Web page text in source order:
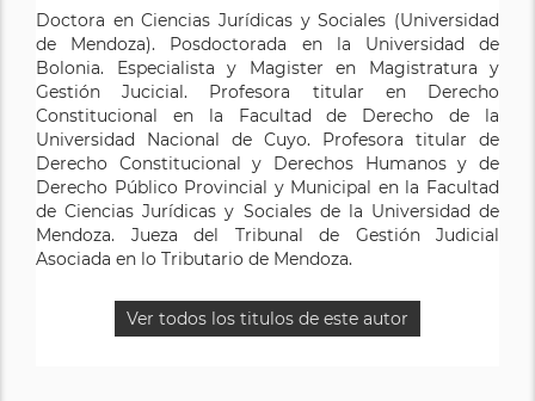
Doctora en Ciencias Jurídicas y Sociales (Universidad
de Mendoza). Posdoctorada en la Universidad de
Bolonia. Especialista y Magister en Magistratura y
Gestión Jucicial. Profesora titular en Derecho
Constitucional en la Facultad de Derecho de la
Universidad Nacional de Cuyo. Profesora titular de
Derecho Constitucional y Derechos Humanos y de
Derecho Público Provincial y Municipal en la Facultad
de Ciencias Jurídicas y Sociales de la Universidad de
Mendoza. Jueza del Tribunal de Gestión Judicial
Asociada en lo Tributario de Mendoza.
Ver todos los titulos de este autor